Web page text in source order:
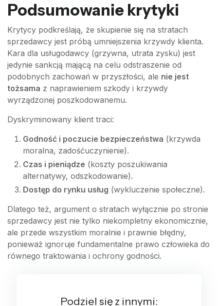
Podsumowanie krytyki
Krytycy podkreślają, że skupienie się na stratach
sprzedawcy jest próbą umniejszenia krzywdy klienta.
Kara dla usługodawcy (grzywna, utrata zysku) jest
jedynie sankcją mającą na celu odstraszenie od
podobnych zachowań w przyszłości, ale nie jest
tożsama z naprawieniem szkody i krzywdy
wyrządzonej poszkodowanemu.
Dyskryminowany klient traci:
Godność i poczucie bezpieczeństwa (krzywda
moralna, zadośćuczynienie).
Czas i pieniądze (koszty poszukiwania
alternatywy, odszkodowanie).
Dostęp do rynku usług (wykluczenie społeczne).
Dlatego też, argument o stratach wyłącznie po stronie
sprzedawcy jest nie tylko niekompletny ekonomicznie,
ale przede wszystkim moralnie i prawnie błędny,
ponieważ ignoruje fundamentalne prawo człowieka do
równego traktowania i ochrony godności.
Podziel się z innymi: